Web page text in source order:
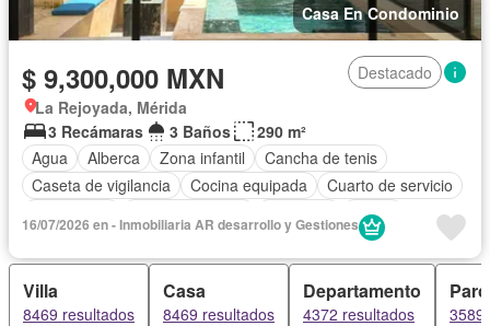
Casa En Condominio
$ 9,300,000 MXN
Destacado
La Rejoyada, Mérida
3 Recámaras
3 Baños
290 m²
Agua
Alberca Zona infantil
Cancha de tenis
Caseta de vigilancia
Cocina equipada
Cuarto de servicio
Jardín
Zonas verdes Sin amueblar
16/07/2026 en - Inmobiliaria AR desarrollo y Gestiones
Villa
8469 resultados
Casa
8469 resultados
Departamento
4372 resultados 3589